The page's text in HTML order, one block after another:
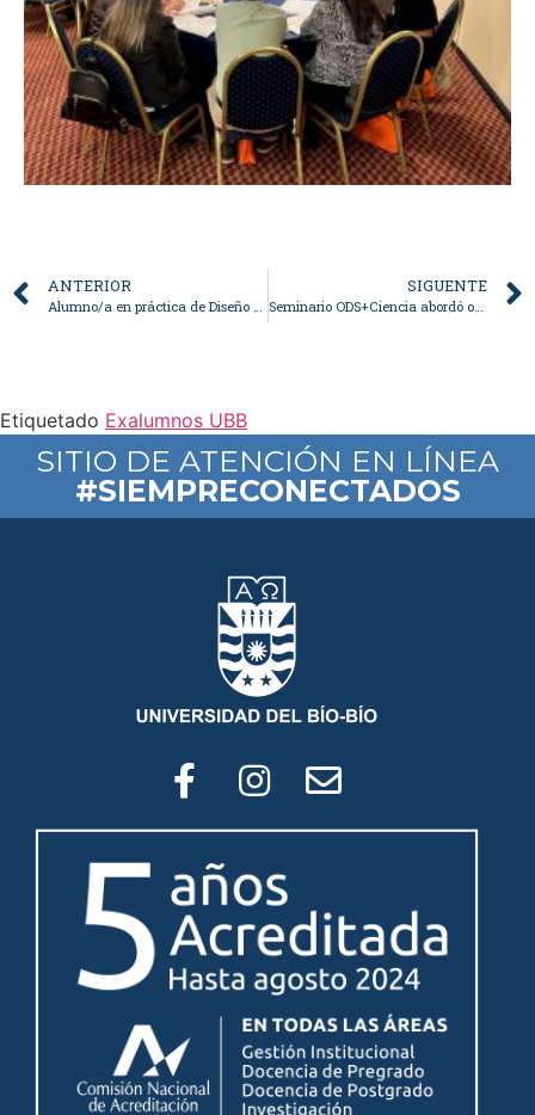
ANTERIOR SIGUENTE
Seminario ODS+Ciencia abordó oportunidades para la valorización de residuos
Etiquetado Exalumnos UBB
SITIO DE ATENCIÓN EN LÍNEA
#SIEMPRECONECTADOS